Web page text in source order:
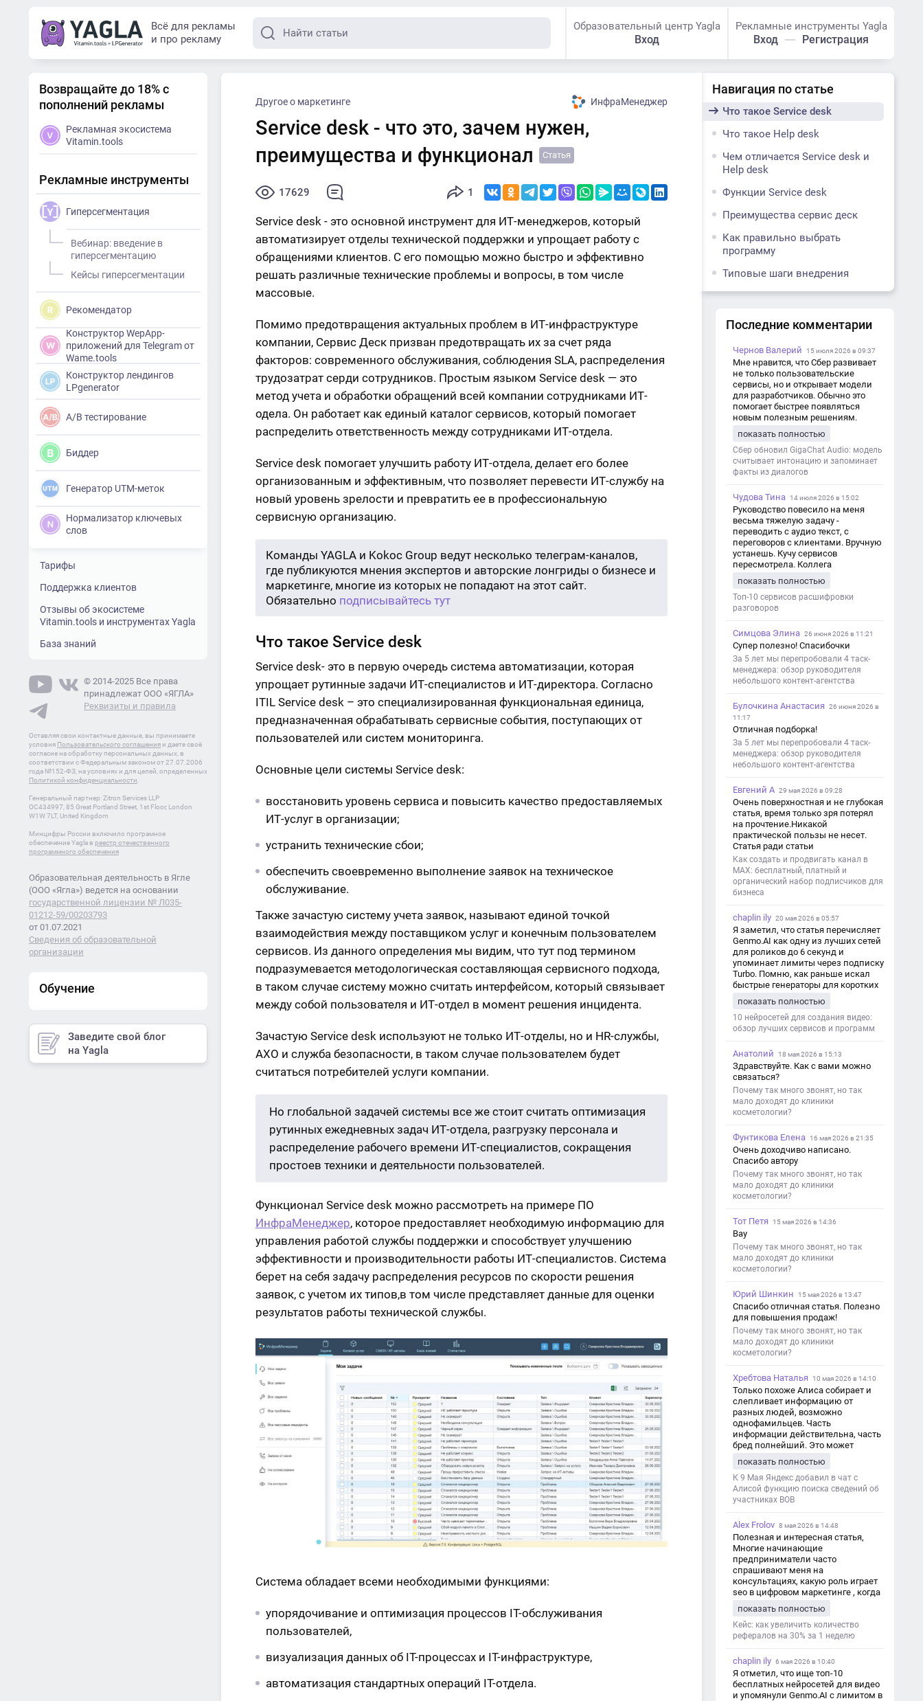
Всё для рекламы
и про рекламу
Образовательный центр Yagla
Вход
Рекламные инструменты Yagla
Вход Регистрация
Навигация по статье
Что такое Service desk
Что такое Help desk
Чем отличается Service desk и
Help desk
Функции Service desk
Преимущества сервис деск
Как правильно выбрать
программу
Типовые шаги внедрения
Другое о маркетинге ИнфраМенеджер
Service desk - что это, зачем нужен,
преимущества и функционал
Статья
17629 1
Service desk - это основной инструмент для ИТ-менеджеров, который
автоматизирует отделы технической поддержки и упрощает работу с
обращениями клиентов. С его помощью можно быстро и эффективно
решать различные технические проблемы и вопросы, в том числе
массовые.
Помимо предотвращения актуальных проблем в ИТ-инфраструктуре
компании, Сервис Деск призван предотвращать их за счет ряда
факторов: современного обслуживания, соблюдения SLA, распределения
трудозатрат серди сотрудников. Простым языком Service desk — это
метод учета и обработки обращений всей компании сотрудниками ИТ-
одела. Он работает как единый каталог сервисов, который помогает
распределить ответственность между сотрудниками ИТ-отдела.
Service desk помогает улучшить работу ИТ-отдела, делает его более
организованным и эффективным, что позволяет перевести ИТ-службу на
новый уровень зрелости и превратить ее в профессиональную
сервисную организацию.
Команды YAGLA и Kokoc Group ведут несколько телеграм-каналов,
где публикуются мнения экспертов и авторские лонгриды о бизнесе и
маркетинге, многие из которых не попадают на этот сайт.
Обязательно подписывайтесь тут
Что такое Service desk
Service desk- это в первую очередь система автоматизации, которая
упрощает рутинные задачи ИТ-специалистов и ИТ-директора. Согласно
ITIL Service desk – это специализированная функциональная единица,
предназначенная обрабатывать сервисные события, поступающих от
пользователей или систем мониторинга.
Основные цели системы Service desk:
восстановить уровень сервиса и повысить качество предоставляемых
ИТ-услуг в организации;
устранить технические сбои;
обеспечить своевременно выполнение заявок на техническое
обслуживание.
Также зачастую систему учета заявок, называют единой точкой
взаимодействия между поставщиком услуг и конечным пользователем
сервисов. Из данного определения мы видим, что тут под термином
подразумевается методологическая составляющая сервисного подхода,
в таком случае систему можно считать интерфейсом, который связывает
между собой пользователя и ИТ-отдел в момент решения инцидента.
Зачастую Service desk используют не только ИТ-отделы, но и HR-службы,
АХО и служба безопасности, в таком случае пользователем будет
считаться потребителей услуги компании.
Но глобальной задачей системы все же стоит считать оптимизация
рутинных ежедневных задач ИТ-отдела, разгрузку персонала и
распределение рабочего времени ИТ-специалистов, сокращения
простоев техники и деятельности пользователей.
Функционал Service desk можно рассмотреть на примере ПО
ИнфраМенеджер, которое предоставляет необходимую информацию для
управления работой службы поддержки и способствует улучшению
эффективности и производительности работы ИТ-специалистов. Система
берет на себя задачу распределения ресурсов по скорости решения
заявок, с учетом их типов,в том числе представляет данные для оценки
результатов работы технической службы.
Система обладает всеми необходимыми функциями:
упорядочивание и оптимизация процессов IT-обслуживания
пользователей,
визуализация данных об IT-процессах и IT-инфраструктуре,
автоматизация стандартных операций IT-отдела.
Возвращайте до 18% с
пополнений рекламы
Рекламная экосистема
Vitamin.tools
Рекламные инструменты
Гиперсегментация
Вебинар: введение в
гиперсегментацию
Кейсы гиперсегментации
Рекомендатор
Конструктор WepApp-
приложений для Telegram от
Wame.tools
Конструктор лендингов
LPgenerator
A/B тестирование
Биддер
Генератор UTM-меток
Нормализатор ключевых
слов
Тарифы
Поддержка клиентов
Отзывы об экосистеме
Vitamin.tools и инструментах Yagla
База знаний
© 2014-2025 Все права
принадлежат ООО «ЯГЛА»
Реквизиты и правила
Оставляя свои контактные данные, вы принимаете
условия Пользовательского соглашения и даете своё
согласие на обработку персональных данных, в
соответствии с Федеральным законом от 27.07.2006
года №152-ФЗ, на условиях и для целей, определенных
Политикой конфиденциальности
Генеральный партнер: Zitron Services LLP
OC434997, 85 Great Portland Street, 1st Floor, London
W1W 7LT, United Kingdom
Минцифры России включило програмное
обеспечение Yagla в реестр отечественного
программного обеспечения
Образовательная деятельность в Ягле
(ООО «Ягла») ведется на основании
государственной лицензии № Л035-
01212-59/00203793
от 01.07.2021
Сведения об образовательной
организации
Обучение
Заведите свой блог
на Yagla
Последние комментарии
Чернов Валерий 15 июля 2026 в 09:37
Мне нравится, что Сбер развивает
не только пользовательские
сервисы, но и открывает модели
для разработчиков. Обычно это
помогает быстрее появляться
новым полезным решениям.
показать полностью
Сбер обновил GigaChat Audio: модель
считывает интонацию и запоминает
факты из диалогов
Чудова Тина 14 июля 2026 в 15:02
Руководство повесило на меня
весьма тяжелую задачу -
переводить с аудио текст, с
переговоров с клиентами. Вручную
устанешь. Кучу сервисов
пересмотрела. Коллега
хорошо переводит. Мало
редактировать по итогу. Советую.
показать полностью
Топ-10 сервисов расшифровки
разговоров
Симцова Элина 26 июня 2026 в 11:21
Супер полезно! Спасибочки
За 5 лет мы перепробовали 4 таск-
менеджера: обзор руководителя
небольшого контент-агентства
Булочкина Анастасия
26 июня 2026 в
11:17
Отличная подборка!
За 5 лет мы перепробовали 4 таск-
менеджера: обзор руководителя
небольшого контент-агентства
Евгений А 29 мая 2026 в 09:28
Очень поверхностная и не глубокая
статья, время только зря потерял
на прочтение.Никакой
практической пользы не несет.
Статья ради статьи
Как создать и продвигать канал в
MAX: бесплатный, платный и
органический набор подписчиков для
бизнеса
chaplin ily 20 мая 2026 в 05:57
Я заметил, что статья перечисляет
Genmo.AI как одну из лучших сетей
для роликов до 6 секунд и
упоминает лимиты через подписку
Turbo. Помню, как раньше искал
быстрые генераторы для коротких
такой обзор именно с акцентом на
ограничения и подпись. Image V2
показать полностью
10 нейросетей для создания видео:
обзор лучших сервисов и программ
Анатолий 18 мая 2026 в 15:13
Здравствуйте. Как с вами можно
связаться?
Почему так много звонят, но так
мало доходят до клиники
косметологии?
Фунтикова Елена 16 мая 2026 в 21:35
Очень доходчиво написано.
Спасибо автору
Почему так много звонят, но так
мало доходят до клиники
косметологии?
Тот Петя 15 мая 2026 в 14:36
Вау
Почему так много звонят, но так
мало доходят до клиники
косметологии?
Юрий Шинкин 15 мая 2026 в 13:47
Спасибо отличная статья. Полезно
для повышения продаж!
Почему так много звонят, но так
мало доходят до клиники
косметологии?
Хребтова Наталья 10 мая 2026 в 14:10
Только похоже Алиса собирает и
слепливает информацию от
разных людей, возможно
однофамильцев. Часть
информации действительна, часть
бред полнейший. Это может
дезинформации
показать полностью
К 9 Мая Яндекс добавил в чат с
Алисой функцию поиска сведений об
участниках ВОВ
Alex Frolov 8 мая 2026 в 14:48
Полезная и интересная статья,
Многие начинающие
предприниматели часто
спрашивают меня на
консультациях, какую роль играет
seo в цифровом маркетинге , когда
обсуждаем их проект:
https://aseotop.com/kakuyu-rol-igraet-
seo-v-czifrovom-marketinge/
показать полностью
Кейс: как увеличить количество
рефералов на 30% за 1 неделю
chaplin ily 6 мая 2026 в 10:40
Я отметил, что ище топ-10
бесплатных нейросетей для видео
и упомянули Genmo.AI с лимитом в